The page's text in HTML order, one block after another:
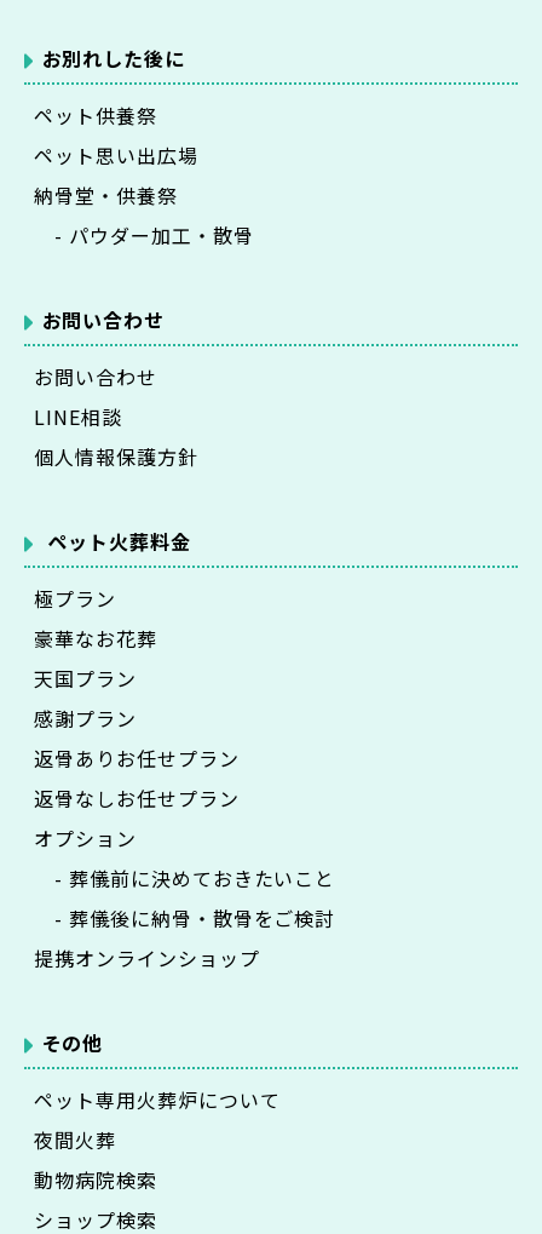
お別れした後に
ペット供養祭
ペット思い出広場
納骨堂・供養祭
- パウダー加工・散骨
お問い合わせ
お問い合わせ
LINE相談
個人情報保護方針
ペット火葬料金
極プラン
豪華なお花葬
天国プラン
感謝プラン
返骨ありお任せプラン
返骨なしお任せプラン
オプション
- 葬儀前に決めておきたいこと
- 葬儀後に納骨・散骨をご検討
提携オンラインショップ
その他
ペット専用火葬炉について
夜間火葬
動物病院検索
ショップ検索